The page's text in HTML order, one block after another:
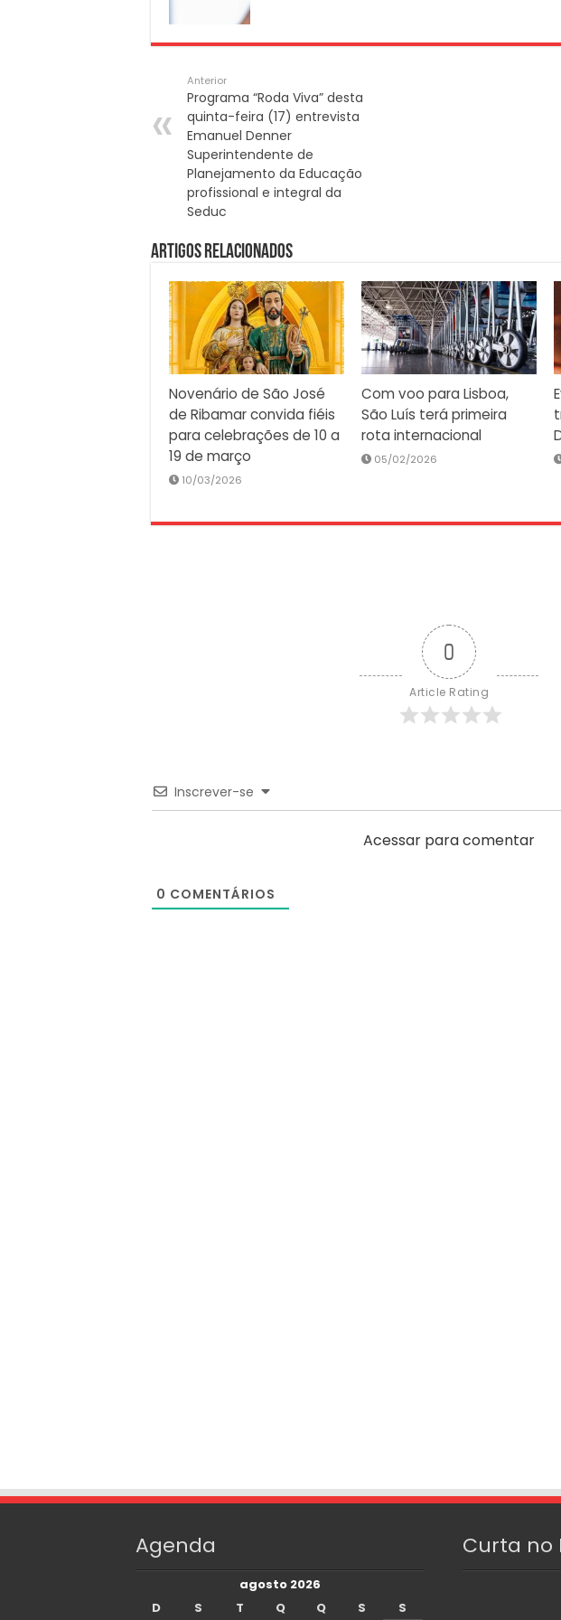
Anterior
Programa “Roda Viva” desta
quinta-feira (17) entrevista
Emanuel Denner
Superintendente de
Planejamento da Educação
profissional e integral da
Seduc
Artigos Relacionados
Novenário de São José
de Ribamar convida fiéis
para celebrações de 10 a
19 de março
10/03/2026
Com voo para Lisboa,
São Luís terá primeira
rota internacional
05/02/2026
0
Article Rating
Inscrever-se
Acessar para comentar
0 COMENTÁRIOS
Agenda
agosto 2026
D
S T Q Q S S
Curta no